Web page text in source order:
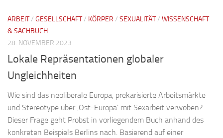
ARBEIT/ GESELLSCHAFT/ KÖRPER / SEXUALITÄT/ WISSENSCHAFT
& SACHBUCH
28. NOVEMBER 2023
Lokale Repräsentationen globaler
Ungleichheiten
Wie sind das neoliberale Europa, prekarisierte Arbeitsmärkte
und Stereotype über ‚Ost-Europa’ mit Sexarbeit verwoben?
Dieser Frage geht Probst in vorliegendem Buch anhand des
konkreten Beispiels Berlins nach. Basierend auf einer